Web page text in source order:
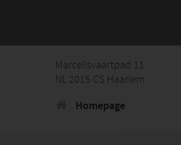
Marcelisvaartpad 11
NL 2015 CS Haarlem
Homepage